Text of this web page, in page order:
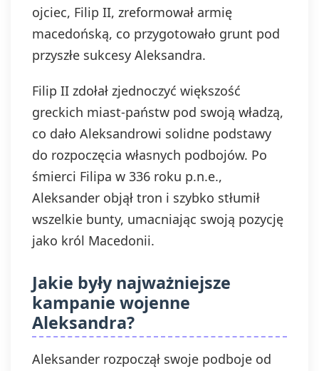
ojciec, Filip II, zreformował armię
macedońską, co przygotowało grunt pod
przyszłe sukcesy Aleksandra.
Filip II zdołał zjednoczyć większość
greckich miast-państw pod swoją władzą,
co dało Aleksandrowi solidne podstawy
do rozpoczęcia własnych podbojów. Po
śmierci Filipa w 336 roku p.n.e.,
Aleksander objął tron i szybko stłumił
wszelkie bunty, umacniając swoją pozycję
jako król Macedonii.
Jakie były najważniejsze
kampanie wojenne
Aleksandra?
Aleksander rozpoczął swoje podboje od